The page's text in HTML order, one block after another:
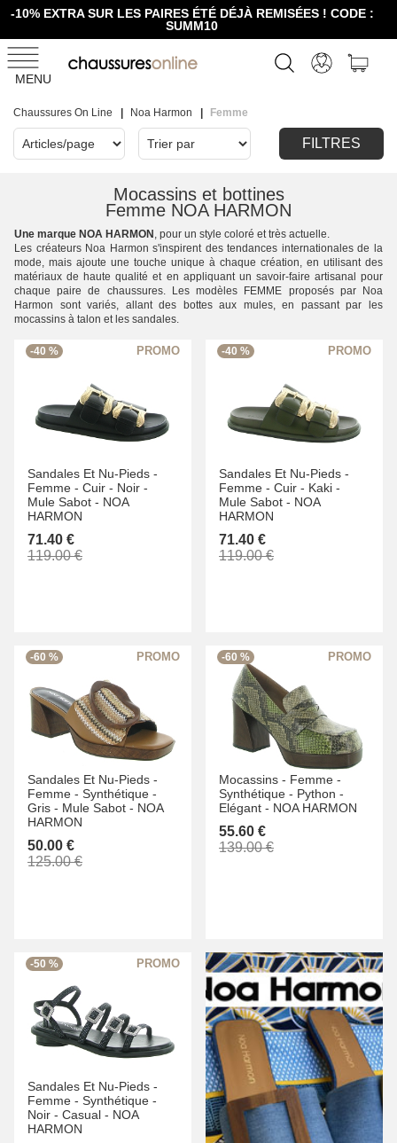
-10% EXTRA SUR LES PAIRES ÉTÉ DÉJÀ REMISÉES ! CODE :
SUMM10
MENU
Chaussures On Line Noa Harmon Femme
FILTRES
Mocassins et bottines
Femme NOA HARMON
Une marque NOA HARMON, pour un style coloré et très actuelle.
Les créateurs Noa Harmon s'inspirent des tendances internationales de la
mode, mais ajoute une touche unique à chaque création, en utilisant des
matériaux de haute qualité et en appliquant un savoir-faire artisanal pour
chaque paire de chaussures. Les modèles FEMME proposés par Noa
Harmon sont variés, allant des bottes aux mules, en passant par les
mocassins à talon et les sandales.
-40 %
Sandales Et Nu-Pieds -
Femme - Cuir - Noir -
Mule Sabot - NOA
HARMON
71.40 €
119.00 €
-40 %
Sandales Et Nu-Pieds -
Femme - Cuir - Kaki -
Mule Sabot - NOA
HARMON
71.40 €
119.00 €
-60 %
Sandales Et Nu-Pieds -
Femme - Synthétique -
Gris - Mule Sabot - NOA
HARMON
50.00 €
125.00 €
-60 %
Mocassins - Femme -
Synthétique - Python -
Elégant - NOA HARMON
55.60 €
139.00 €
-50 %
Sandales Et Nu-Pieds -
Femme - Synthétique -
Noir - Casual - NOA
HARMON